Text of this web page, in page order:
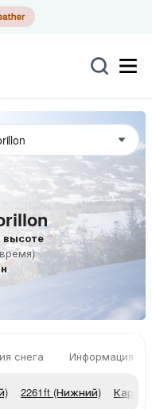
высоте
снега Информация о
2261ft (Нижний) Карты